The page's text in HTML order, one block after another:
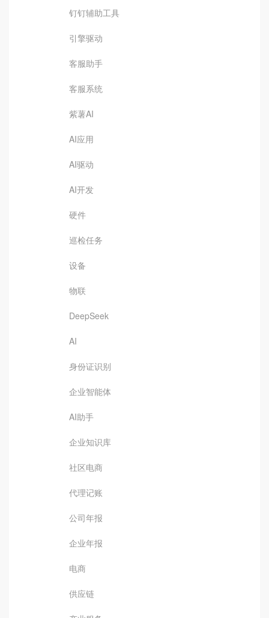
钉钉辅助工具
引擎驱动
客服助手
客服系统
紫薯AI
AI应用
AI驱动
AI开发
硬件
巡检任务
设备
物联
DeepSeek
AI
身份证识别
企业智能体
AI助手
企业知识库
社区电商
代理记账
公司年报
企业年报
电商
供应链